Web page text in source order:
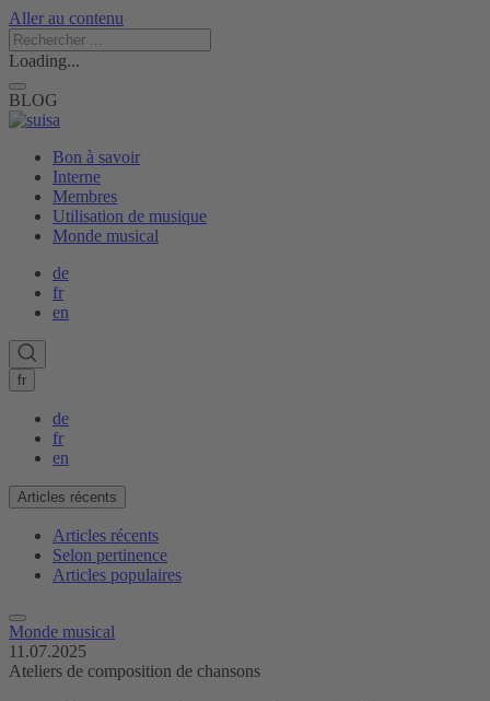
Aller au contenu
Loading...
BLOG
Bon à savoir
Interne
Membres
Utilisation de musique
Monde musical
de
fr
en
fr
de
fr
en
Articles récents
Articles récents
Selon pertinence
Articles populaires
Monde musical
11.07.2025
Ateliers de composition de chansons